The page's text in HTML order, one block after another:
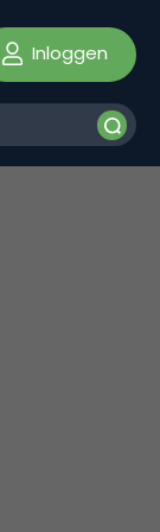
Inloggen